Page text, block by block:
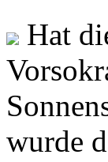
Hat
wurde